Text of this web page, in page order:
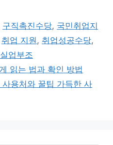
구직촉진수당, 국민취업지
취업 지원, 취업성공수당,
업부조
읽는 법과 확인 방법
용처와 꿀팁 가득한 사